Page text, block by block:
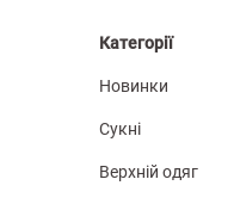
Категорії
Новинки
Сукні
Верхній одяг